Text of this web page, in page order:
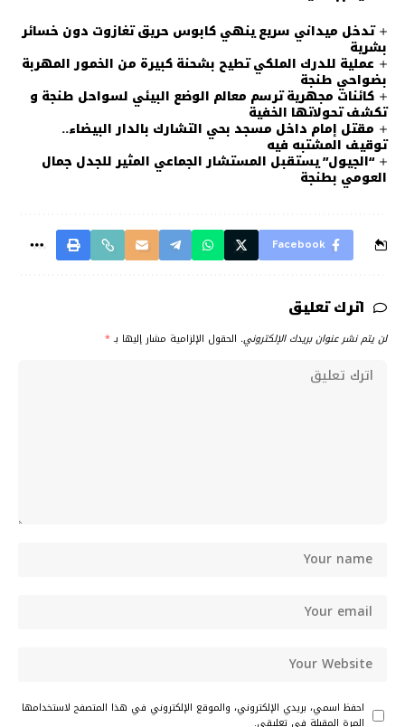
تدخل ميداني سريع ينهي كابوس حريق تغازوت دون خسائر
بشرية
عملية للدرك الملكي تطيح بشحنة كبيرة من الخمور المهربة
بضواحي طنجة
كائنات مجهرية ترسم معالم الوضع البيئي لسواحل طنجة و
تكشف تحولاتها الخفية
مقتل إمام داخل مسجد بحي التشارك بالدار البيضاء..
توقيف المشتبه فيه
“الجيول” يستقبل المستشار الجماعي المثير للجدل جمال
العومي بطنجة
Facebook
اترك تعليق
لن يتم نشر عنوان بريدك الإلكتروني. الحقول الإلزامية مشار إليها بـ *
احفظ اسمي، بريدي الإلكتروني، والموقع الإلكتروني في هذا المتصفح لاستخدامها
المرة المقبلة في تعليقي.